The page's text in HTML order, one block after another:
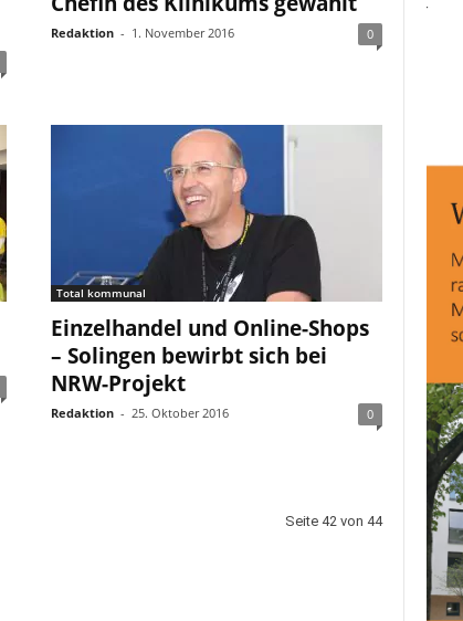
Redaktion - 1. November 2016 0
Total kommunal
Einzelhandel und Online-Shops
– Solingen bewirbt sich bei
NRW-Projekt
Redaktion - 25. Oktober 2016 0
Seite 42 von 44